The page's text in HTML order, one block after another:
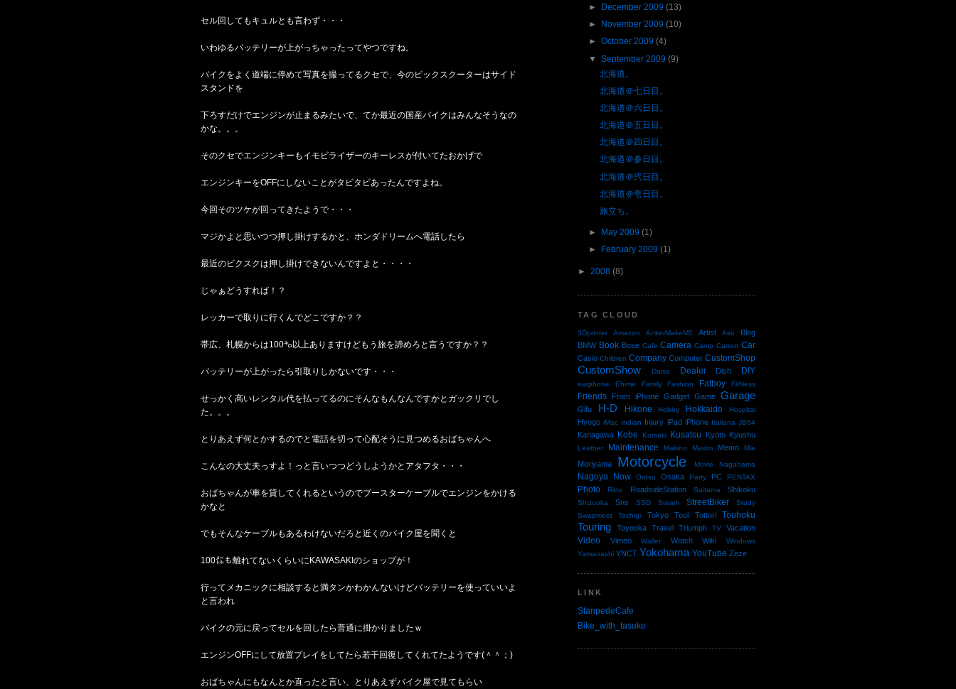
セル回してもキュルとも言わず・・・
いわゆるバッテリーが上がっちゃったってやつですね。
バイクをよく道端に停めて写真を撮ってるクセで、今のビックスクーターはサイド
スタンドを
下ろすだけでエンジンが止まるみたいで、てか最近の国産バイクはみんなそうなの
かな。。。
そのクセでエンジンキーもイモビライザーのキーレスが付いてたおかげで
エンジンキーをOFFにしないことがタビタビあったんですよね。
今回そのツケが回ってきたようで・・・
マジかよと思いつつ押し掛けするかと、ホンダドリームへ電話したら
最近のビクスクは押し掛けできないんですよと・・・・
じゃぁどうすれば！？
レッカーで取りに行くんでどこですか？？
帯広、札幌からは100㌔以上ありますけどもう旅を諦めろと言うですか？？
バッテリーが上がったら引取りしかないです・・・
せっかく高いレンタル代を払ってるのにそんなもんなんですかとガックリでし
た。。。
とりあえず何とかするのでと電話を切って心配そうに見つめるおばちゃんへ
こんなの大丈夫っすよ！っと言いつつどうしようかとアタフタ・・・
おばちゃんが車を貸してくれるというのでブースターケーブルでエンジンをかける
かなと
でもそんなケーブルもあるわけないだろと近くのバイク屋を聞くと
100㍍も離れてないくらいにKAWASAKIのショップが！
行ってメカニックに相談すると満タンかわかんないけどバッテリーを使っていいよ
と言われ
バイクの元に戻ってセルを回したら普通に掛かりましたｗ
エンジンOFFにして放置プレイをしてたら若干回復してくれてたようです(＾＾；)
おばちゃんにもなんとか直ったと言い、とりあえずバイク屋で見てもらい
►
December 2009 (13)
►
November 2009 (10)
► October 2009 (4)
▼ September 2009 (9)
北海道。
北海道＠七日目。
北海道＠六日目。
北海道＠五日目。
北海道＠四日目。
北海道＠参日目。
北海道＠弐日目。
北海道＠壱日目。
旅立ち。
► May 2009 (1)
►
February 2009 (1)
► 2008 (8)
TAG CLOUD
3Dprinter Amazon AnkerMakeM5 Artist Aso
Blog
BMW Book Bose Cafe Camera Camp Canon Car
Casio Children Company Computer CustomShop
CustomShow Daiso Dealer Dish DIY
earphone Ehime Family Fashion Fatboy FitNess
Friends From iPhone Gadget Game Garage
Gifu H-D Hikone Hobby Hokkaido Hospital
Hyogo iMac Indian Injury iPad iPhone Italiana JB64
Kanagawa Kobe Komaki Kusatsu Kyoto Kyushu
Leather Maintenance Makino Maxim Memo Mie
Moriyama Motorcycle Movie Nagahama
Nagoya Now Ootsu Osaka Party PC PENTAX
Photo Ritto RoadsideStation Saitama Shikoku
Shizuoka Sns SSD Steam StreetBiker
Study
Swapmeet
Tochigi Tokyo Tool Tottori Touhoku
Touring Toyooka Travel Triumph TV Vacation
Video Vimeo Wallet Watch Wiki
Windows
Yamanashi YNCT Yokohama YouTube Zeze
LINK
StanpedeCafe
Bike_with_tasuke